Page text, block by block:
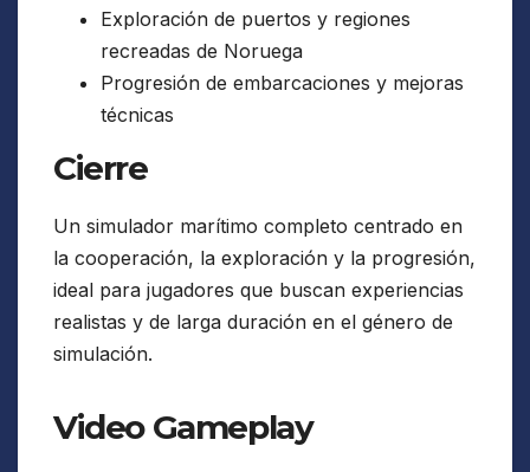
Exploración de puertos y regiones
recreadas de Noruega
Progresión de embarcaciones y mejoras
técnicas
Cierre
Un simulador marítimo completo centrado en
la cooperación, la exploración y la progresión,
ideal para jugadores que buscan experiencias
realistas y de larga duración en el género de
simulación.
Video Gameplay